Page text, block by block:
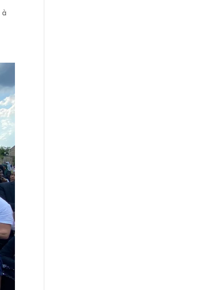
à